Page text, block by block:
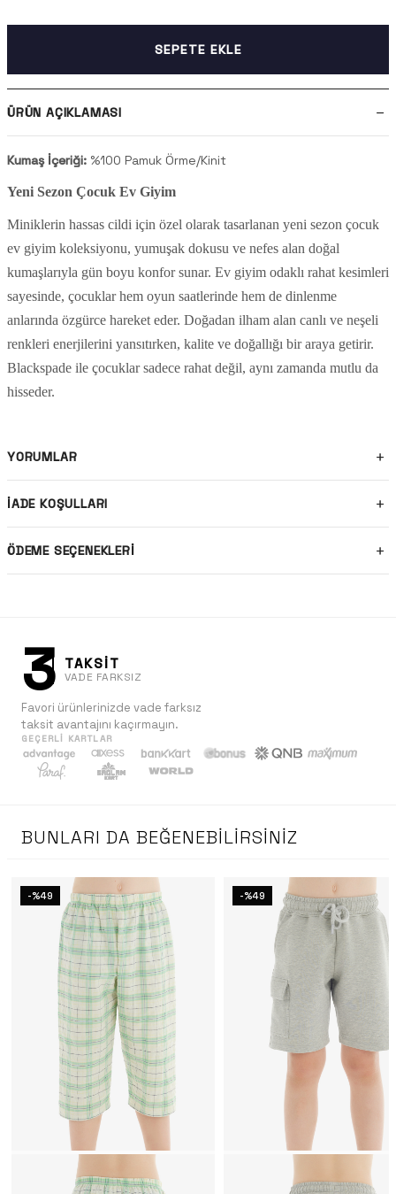
SEPETE EKLE
ÜRÜN AÇIKLAMASI
Kumaş İçeriği: %100 Pamuk Örme/Kinit
Yeni Sezon Çocuk Ev Giyim
Miniklerin hassas cildi için özel olarak tasarlanan yeni sezon çocuk
ev giyim koleksiyonu, yumuşak dokusu ve nefes alan doğal
kumaşlarıyla gün boyu konfor sunar. Ev giyim odaklı rahat kesimleri
sayesinde, çocuklar hem oyun saatlerinde hem de dinlenme
anlarında özgürce hareket eder. Doğadan ilham alan canlı ve neşeli
renkleri enerjilerini yansıtırken, kalite ve doğallığı bir araya getirir.
Blackspade ile çocuklar sadece rahat değil, aynı zamanda mutlu da
hisseder.
YORUMLAR
İADE KOŞULLARI
ÖDEME SEÇENEKLERI
3 TAKSİT
VADE FARKSIZ
Favori ürünlerinizde vade farksız
taksit avantajını kaçırmayın.
GEÇERLI KARTLAR
BUNLARI DA BEĞENEBILIRSINIZ
-%49 -%49